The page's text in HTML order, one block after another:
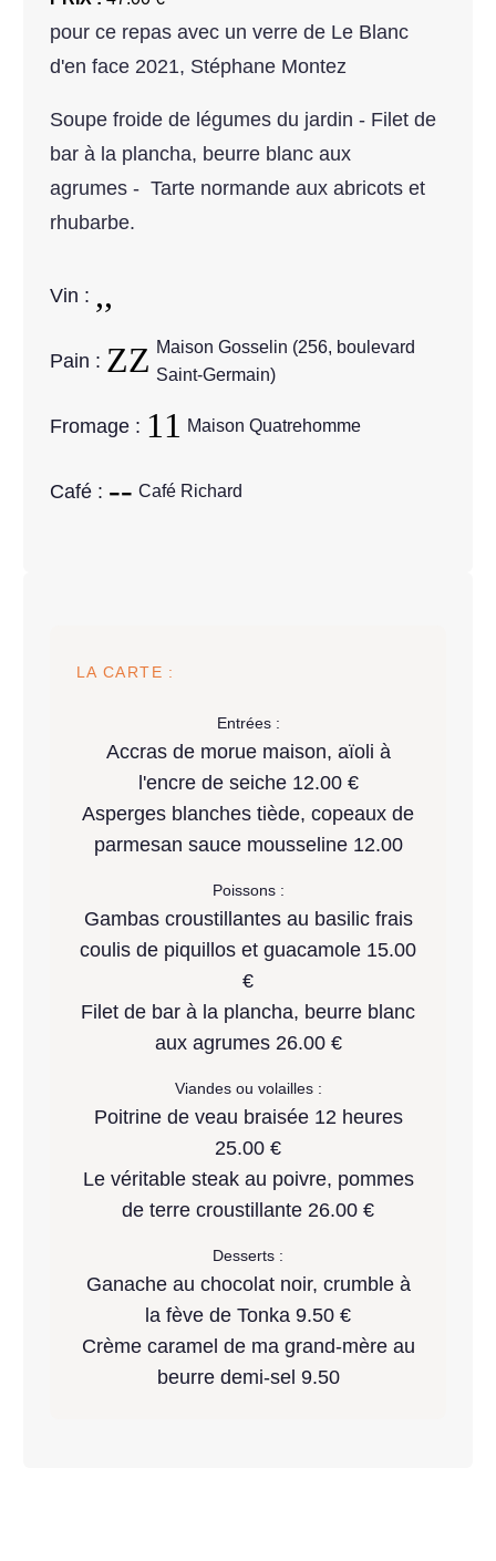
pour ce repas avec un verre de Le Blanc
d'en face 2021, Stéphane Montez
Soupe froide de légumes du jardin - Filet de
bar à la plancha, beurre blanc aux
agrumes - Tarte normande aux abricots et
rhubarbe.
Vin :
Pain :
Maison Gosselin (256, boulevard
Saint-Germain)
Fromage : Maison Quatrehomme
Café : Café Richard
LA CARTE :
Entrées :
Accras de morue maison, aïoli à
l'encre de seiche 12.00 €
Asperges blanches tiède, copeaux de
parmesan sauce mousseline 12.00
Poissons :
Gambas croustillantes au basilic frais
coulis de piquillos et guacamole 15.00
€
Filet de bar à la plancha, beurre blanc
aux agrumes 26.00 €
Viandes ou volailles :
Poitrine de veau braisée 12 heures
25.00 €
Le véritable steak au poivre, pommes
de terre croustillante 26.00 €
Desserts :
Ganache au chocolat noir, crumble à
la fève de Tonka 9.50 €
Crème caramel de ma grand-mère au
beurre demi-sel 9.50